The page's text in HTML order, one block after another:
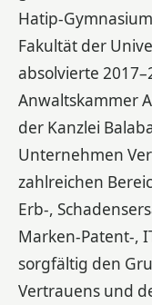
Hatip-
Fakultät der
absolvierte
Anwaltskammer
der Kanzlei
Unternehmen
zahlreichen
Erb-,
Marken-Patent-,
sorgfältig den
Vertrauens und